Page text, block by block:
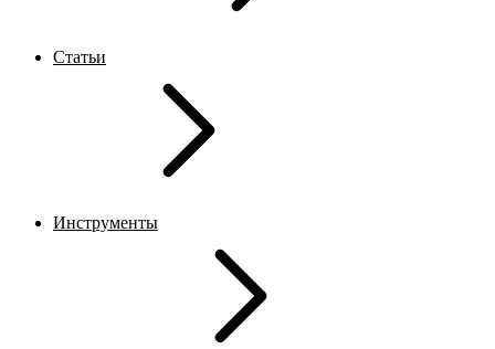
Статьи
Инструменты